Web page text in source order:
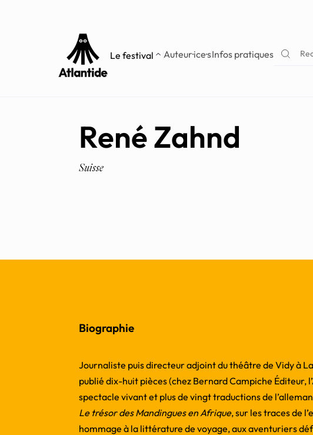
Le festival Auteur·ice·sInfos pratiques
René Zahnd
Suisse
Biographie
Journaliste puis directeur adjoint du théâtre de Vidy à
publié dix-huit pièces (chez Bernard Campiche Éditeur,
spectacle vivant et plus de vingt traductions de
Le trésor des Mandingues en Afrique, sur les traces de
hommage à la littérature de voyage, aux aventuriers